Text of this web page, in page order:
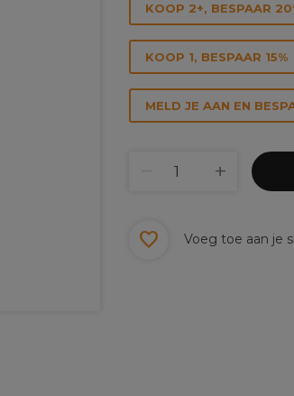
KOOP 2+, BESPAAR
KOOP 1, BESPAAR 15%
MELD JE AAN EN
Voeg toe aan je